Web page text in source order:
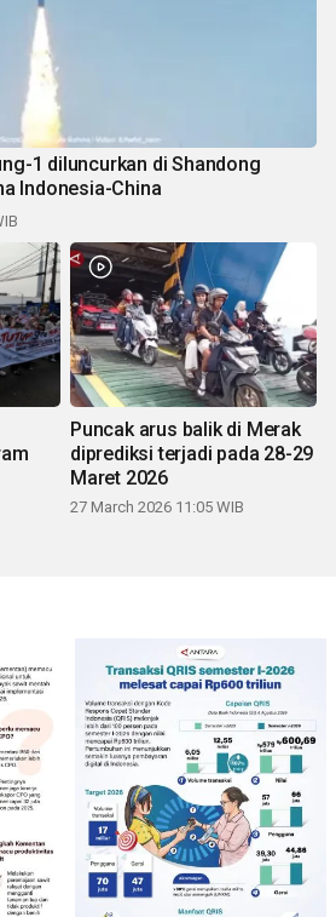
1 diluncurkan di Shandong
Indonesia-China
Puncak arus balik di Merak
diprediksi terjadi pada 28-29
Maret 2026
27 March 2026 11:05 WIB